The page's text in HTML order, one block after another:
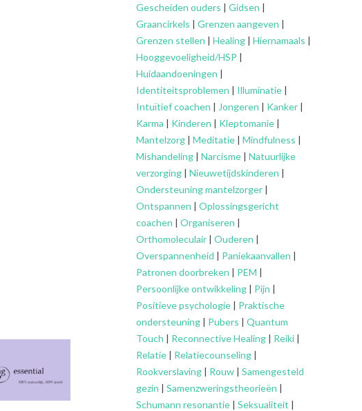
Gescheiden ouders | Gidsen |
Graancirkels | Grenzen aangeven |
Grenzen stellen | Healing | Hiernamaals |
Hooggevoeligheid/HSP |
Huidaandoeningen |
Identiteitsproblemen | Illuminatie |
Intuïtief coachen | Jongeren | Kanker |
Karma | Kinderen | Kleptomanie |
Mantelzorg | Meditatie | Mindfulness |
Mishandeling | Narcisme | Natuurlijke
verzorging | Nieuwetijdskinderen |
Ondersteuningmantelzorger |
Ontspannen | Oplossingsgericht
coachen | Organiseren |
Orthomoleculair | Ouderen |
Overspannenheid | Paniekaanvallen |
Patronen doorbreken | PEM |
Persoonlijke ontwikkeling | Pijn |
Positieve psychologie | Praktische
ondersteuning | Pubers | Quantum
Touch | Reconnective Healing | Reiki |
Relatie | Relatiecounseling |
Rookverslaving | Rouw | Samengesteld
gezin | Samenzweringstheorieën |
Schumann resonantie | Seksualiteit |